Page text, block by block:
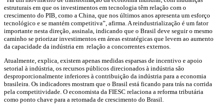
estruturais em que os investimentos em tecnologia têm relação com o
crescimento do PIB, como a China, que nos últimos anos apresenta um esforço
tecnológico e se mantém competitiva”, afirma. A reindustrialização é um fator
importante nesta direção, assinala, indicando que o Brasil deve seguir o mesmo
caminho se priorizar investimentos em áreas estratégicas que levem ao aumento
da capacidade da indústria em relação a concorrentes externos.
Atualmente, explica, existem apenas medidas esparsas de incentivo e apoio
setorial à indústria, os recursos públicos direcionados à indústria são
desproporcionalmente inferiores à contribuição da indústria para a economia
brasileira. Os indicadores mostram que o Brasil está ficando para trás na corrida
pela competitividade. O economista da FIESC relaciona a reforma tributária
como ponto chave para a retomada de crescimento do Brasil.